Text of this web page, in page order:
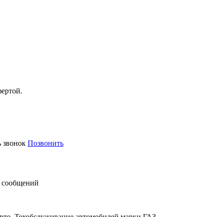
звонок Позвонить